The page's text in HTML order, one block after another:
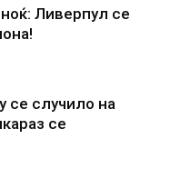
Ливерпул се
се случило на
се